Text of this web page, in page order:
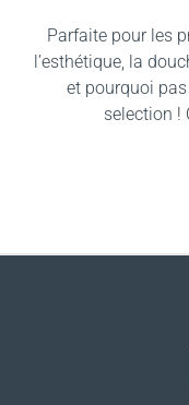
Parfaite pour les
l’esthétique, la
et pourquoi
selection !